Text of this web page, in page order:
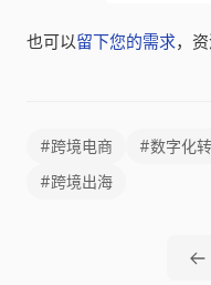
也可以留下您的需求，
#跨境电商 #数字化
#跨境出海